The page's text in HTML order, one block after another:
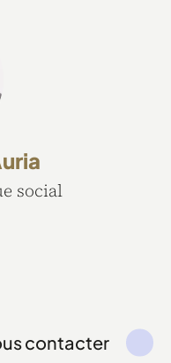
social
contacter